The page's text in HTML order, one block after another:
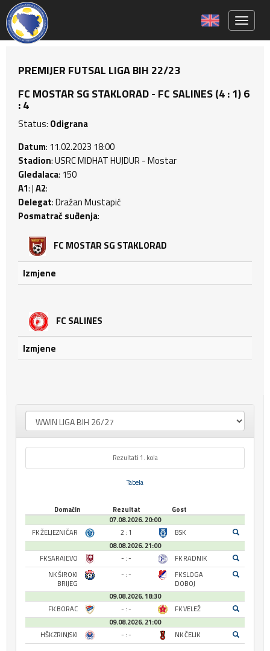
PREMIJER FUTSAL LIGA BIH 22/23
FC MOSTAR SG STAKLORAD - FC SALINES (4 : 1) 6
: 4
Status: Odigrana
Datum: 11.02.2023 18:00
Stadion: USRC MIDHAT HUJDUR - Mostar
Gledalaca: 150
A1: |A2:
Delegat: Dražan Mustapić
Posmatrač suđenja:
FC MOSTAR SG STAKLORAD
Izmjene
FC SALINES
Izmjene
Rezultati 1. kola
Tabela
Domaćin Rezultat
Gost
07.08.2026. 20:00
FK ŽELJEZNIČAR
2 : 1
BSK
08.08.2026. 21:00
FK SARAJEVO
- : -
FK RADNIK
NK ŠIROKI
BRIJEG
- : -
FK SLOGA
DOBOJ
09.08.2026. 18:30
FK BORAC
- : -
FK VELEŽ
09.08.2026. 21:00
HŠK ZRINJSKI
- : - NK ČELIK